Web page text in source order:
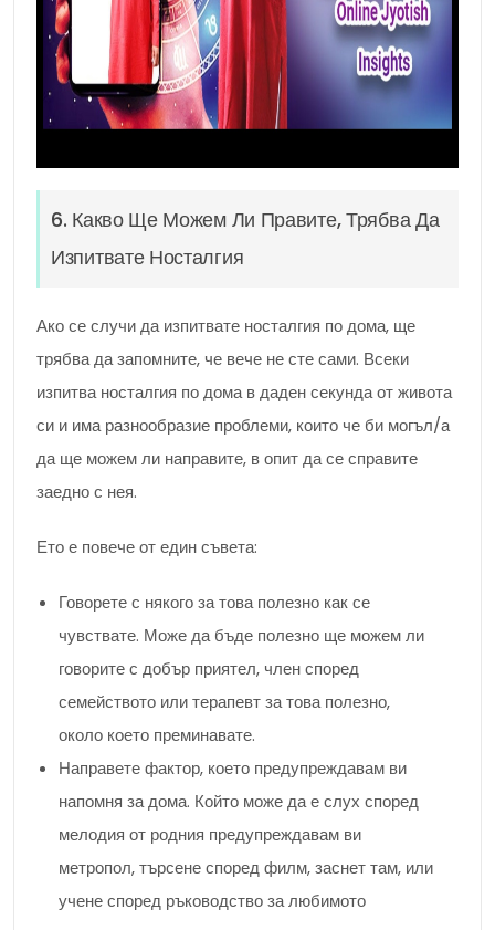
6. Какво Ще Можем Ли Правите, Трябва Да
Изпитвате Носталгия
Ако се случи да изпитвате носталгия по дома, ще
трябва да запомните, че вече не сте сами. Всеки
изпитва носталгия по дома в даден секунда от живота
си и има разнообразие проблеми, които че би могъл/а
да ще можем ли направите, в опит да се справите
заедно с нея.
Ето е повече от един съвета:
Говорете с някого за това полезно как се
чувствате. Може да бъде полезно ще можем ли
говорите с добър приятел, член според
семейството или терапевт за това полезно,
около което преминавате.
Направете фактор, което предупреждавам ви
напомня за дома. Който може да е слух според
мелодия от родния предупреждавам ви
метропол, търсене според филм, заснет там, или
учене според ръководство за любимото